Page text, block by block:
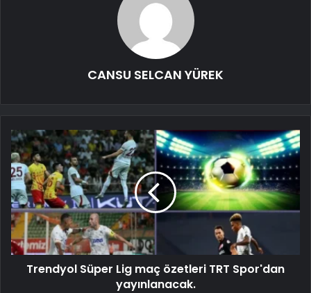
CANSU SELCAN YÜREK
Trendyol Süper Lig maç özetleri TRT Spor'dan
yayınlanacak.